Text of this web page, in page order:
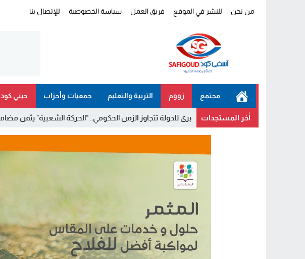
من نحن للنشر في الموقع فريق العمل سياسة الخصوصية للإتصال بنا
مجتمع زووم التربية والتعليم جمعيات وأحزاب جيني كود
أخر المستجدات
المشاريع الكبرى للدولة تتجاوز الزمن الحكومي.. “الحركة الشعبية” يثمن مضامين خطاب العرش